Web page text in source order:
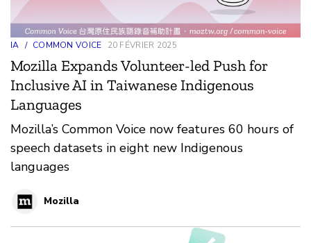
IA / COMMON VOICE 20 FÉVRIER 2025
Mozilla Expands Volunteer-led Push for
Inclusive AI in Taiwanese Indigenous
Languages
Mozilla’s Common Voice now features 60 hours of
speech datasets in eight new Indigenous
languages
Mozilla